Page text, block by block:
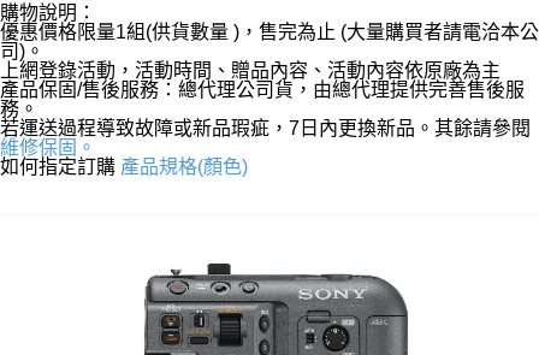
購物說明：
優惠價格限量1組(供貨數量 )，售完為止 (大量購買者請電洽本公
司)。
上網登錄活動，活動時間、贈品內容、活動內容依原廠為主
產品保固/售後服務：總代理公司貨，由總代理提供完善售後服
務。
若運送過程導致故障或新品瑕疵，7日內更換新品。其餘請參閱
維修保固。
如何指定訂購 產品規格(顏色)